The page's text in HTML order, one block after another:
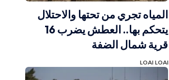
المياه تجري من تحتها والاحتلال
يتحكم بها.. العطش يضرب 16
قرية شمال الضفة
LOAI LOAI